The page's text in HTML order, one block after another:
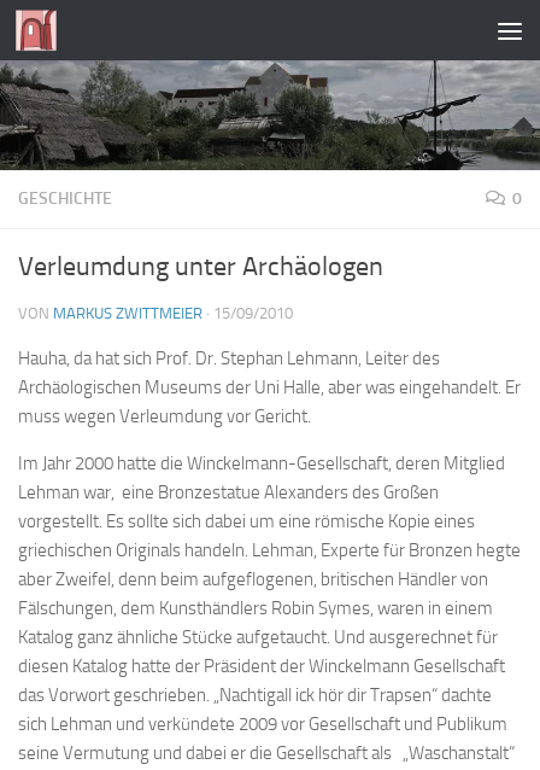
Zum Inhalt springen
GESCHICHTE 0
Verleumdung unter Archäologen
VON MARKUS ZWITTMEIER · 15/09/2010
Hauha, da hat sich Prof. Dr. Stephan Lehmann, Leiter des
Archäologischen Museums der Uni Halle, aber was eingehandelt. Er
muss wegen Verleumdung vor Gericht.
Im Jahr 2000 hatte die Winckelmann-Gesellschaft, deren Mitglied
Lehman war, eine Bronzestatue Alexanders des Großen
vorgestellt. Es sollte sich dabei um eine römische Kopie eines
griechischen Originals handeln. Lehman, Experte für Bronzen hegte
aber Zweifel, denn beim aufgeflogenen, britischen Händler von
Fälschungen, dem Kunsthändlers Robin Symes, waren in einem
Katalog ganz ähnliche Stücke aufgetaucht. Und ausgerechnet für
diesen Katalog hatte der Präsident der Winckelmann Gesellschaft
das Vorwort geschrieben. „Nachtigall ick hör dir Trapsen“ dachte
sich Lehman und verkündete 2009 vor Gesellschaft und Publikum
seine Vermutung und dabei er die Gesellschaft als „Waschanstalt“